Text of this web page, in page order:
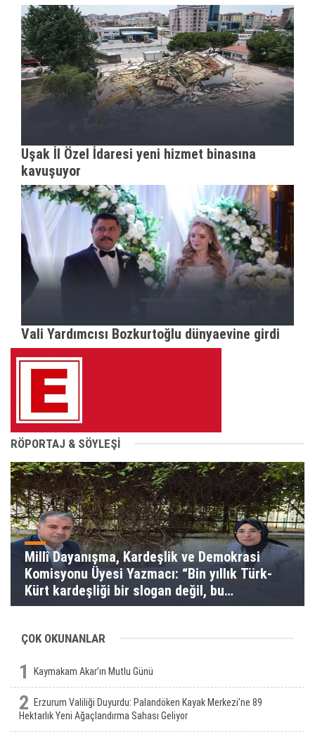
Uşak İl Özel İdaresi yeni hizmet binasına
kavuşuyor
Vali Yardımcısı Bozkurtoğlu dünyaevine girdi
RÖPORTAJ & SÖYLEŞİ
Millî Dayanışma, Kardeşlik ve Demokrasi
Komisyonu Üyesi Yazmacı: “Bin yıllık Türk-
Kürt kardeşliği bir slogan değil, bu
toprakların gerçeğidir”
ÇOK OKUNANLAR
1 Kaymakam Akar’ın Mutlu Günü
2
Erzurum Valiliği Duyurdu: Palandöken Kayak Merkezi'ne 89
Hektarlık Yeni Ağaçlandırma Sahası Geliyor